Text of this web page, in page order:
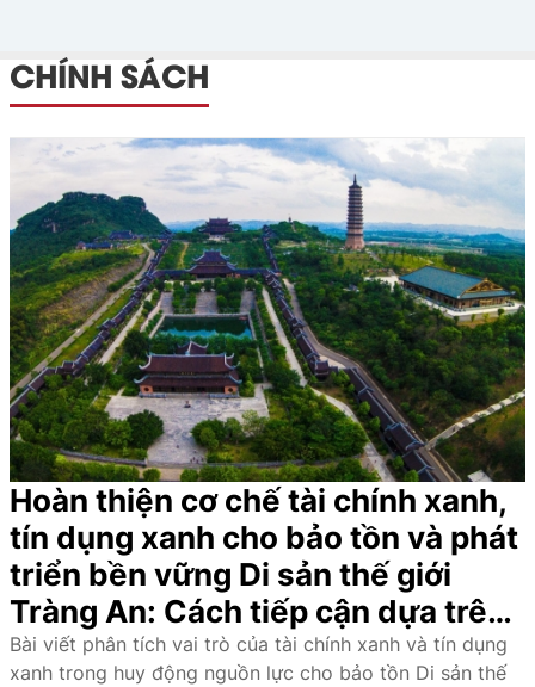
CHÍNH SÁCH
Hoàn thiện cơ chế tài chính xanh,
tín dụng xanh cho bảo tồn và phát
triển bền vững Di sản thế giới
Tràng An: Cách tiếp cận dựa trên
sức chịu tải môi trường
Bài viết phân tích vai trò của tài chính xanh và tín dụng
xanh trong huy động nguồn lực cho bảo tồn Di sản thế